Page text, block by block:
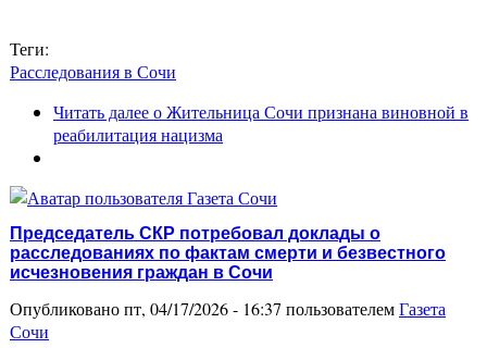
Теги:
Расследования в Сочи
Читать далеео Жительница Сочи признана виновной в
реабилитация нацизма
Председатель СКР потребовал доклады о
расследованиях по фактам смерти и безвестного
исчезновения граждан в Сочи
Опубликовано пт, 04/17/2026 - 16:37 пользователемГазета
Сочи